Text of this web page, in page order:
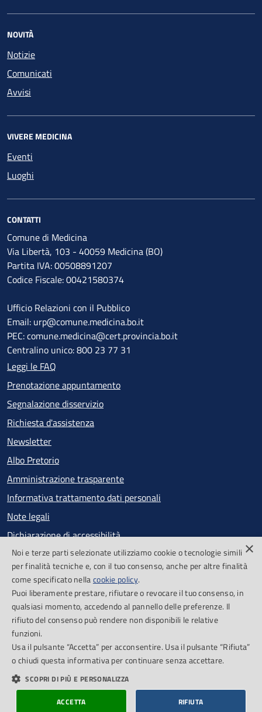
NOVITÀ
Notizie
Comunicati
Avvisi
VIVERE MEDICINA
Eventi
Luoghi
CONTATTI
Comune di Medicina
Via Libertà, 103 - 40059 Medicina (BO)
Partita IVA: 00508891207
Codice Fiscale: 00421580374
Ufficio Relazioni con il Pubblico
Email: urp@comune.medicina.bo.it
PEC: comune.medicina@cert.provincia.bo.it
Centralino unico: 800 23 77 31
Leggi le FAQ
Prenotazione appuntamento
Segnalazione disservizio
Richiesta d'assistenza
Newsletter
Albo Pretorio
Amministrazione trasparente
Informativa trattamento dati personali
Note legali
Dichiarazione di accessibilità
Obiettivi di accessibilità
Segnalazioni accessibilità
SEGUICI SU
Facebook
Cookie Policy
Piano di miglioramento del sito
Credits
×
Noi e terze parti selezionate utilizziamo cookie o tecnologie simili
per finalità tecniche e, con il tuo consenso, anche per altre finalità
come specificato nellacookie policy.
Puoi liberamente prestare, rifiutare o revocare il tuo consenso, in
qualsiasi momento, accedendo al pannello delle preferenze. Il
rifiuto del consenso può rendere non disponibili le relative
funzioni.
Usa il pulsante “Accetta” per acconsentire. Usa il pulsante “Rifiuta”
o chiudi questa informativa per continuare senza accettare.
SCOPRI DI PIÙ E PERSONALIZZA
ACCETTA RIFIUTA